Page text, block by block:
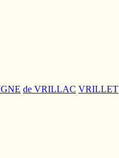
de VRILLAC VRILLET